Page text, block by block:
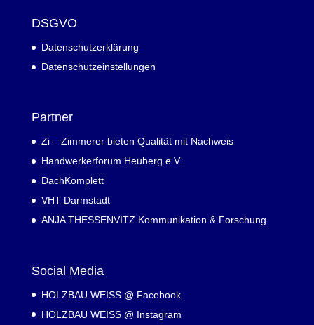
DSGVO
Datenschutzerklärung
Datenschutzeinstellungen
Partner
Zi – Zimmerer bieten Qualität mit Nachweis
Handwerkerforum Heuberg e.V.
DachKomplett
VHT Darmstadt
ANJA THESSENVITZ Kommunikation & Forschung
Social Media
HOLZBAU WEISS @ Facebook
HOLZBAU WEISS @ Instagram